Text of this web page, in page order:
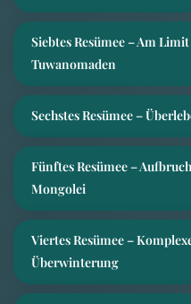
Siebtes Resümee – Am
Tuwanomaden
Sechstes Resümee –
Fünftes Resümee –
Mongolei
Viertes Resümee –
Überwinterung